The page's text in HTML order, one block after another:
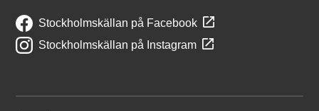
Stockholmskällan på Facebook
Stockholmskällan på Instagram